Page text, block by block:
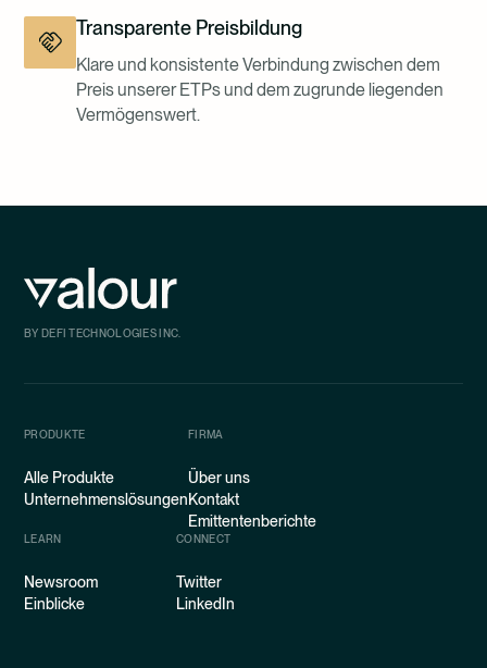
Transparente Preisbildung
Klare und konsistente Verbindung zwischen dem
Preis unserer ETPs und dem zugrunde liegenden
Vermögenswert.
BY DEFI TECHNOLOGIES INC.
PRODUKTE
Alle Produkte
Unternehmenslösungen
FIRMA
Über uns
Kontakt
Emittentenberichte
LEARN
Newsroom
Einblicke
CONNECT
Twitter
LinkedIn